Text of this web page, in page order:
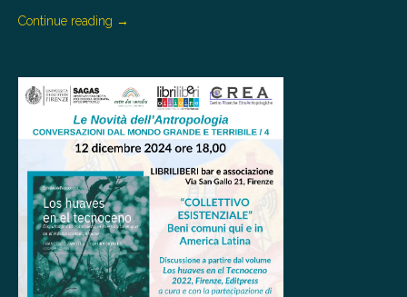
Continue reading →